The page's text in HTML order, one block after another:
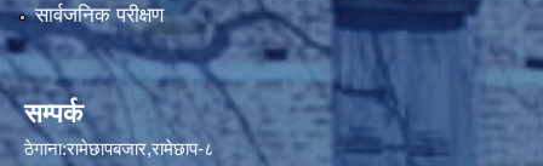
सार्वजनिक परीक्षण
सम्पर्क
ठेगाना:रामेछापबजार,रामेछाप-८